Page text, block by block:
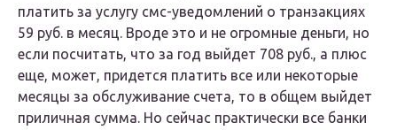
платить за услугу смс-уведомлений о транзакциях
59 руб. в месяц. Вроде это и не огромные деньги, но
если посчитать, что за год выйдет 708 руб., а плюс
еще, может, придется платить все или некоторые
месяцы за обслуживание счета, то в общем выйдет
приличная сумма. Но сейчас практически все банки